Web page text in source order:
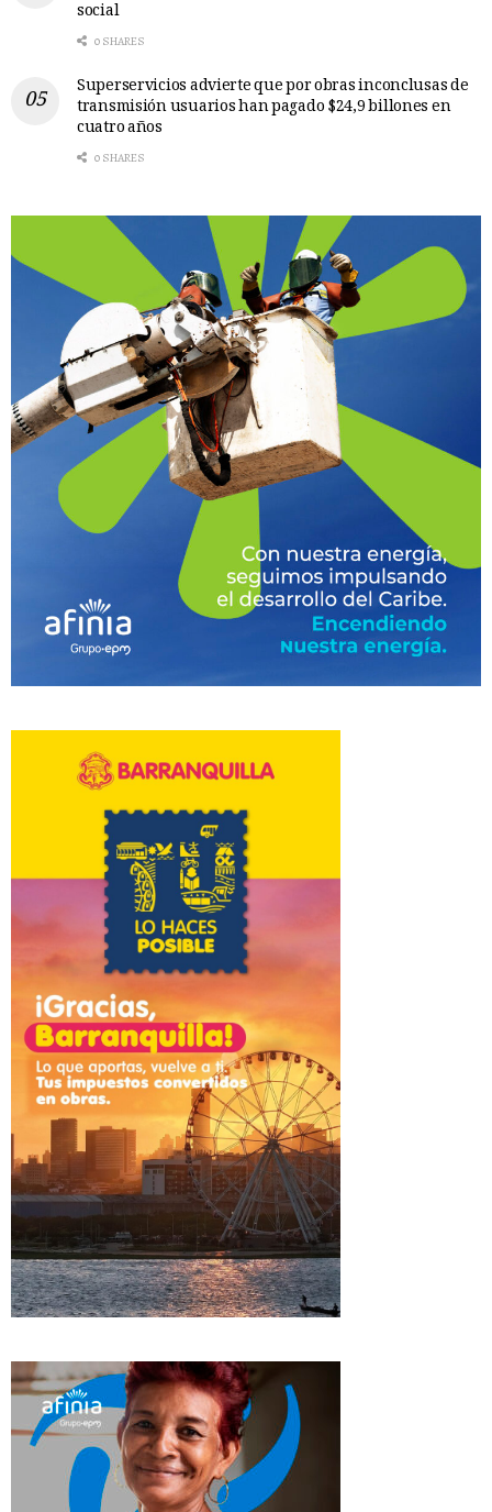
social
0 SHARES
Superservicios advierte que por obras inconclusas de
transmisión usuarios han pagado $24,9 billones en
cuatro años
0 SHARES